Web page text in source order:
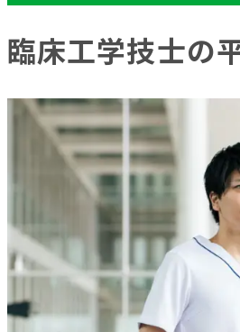
臨床工学技士の平均年収
【経験年数別】臨床工学技士の年
【地域別】臨床工学技士の年収相
臨床工学技士の給料は安いの？
独占業務がない
業務の範囲が限定的
臨床工学技士として年収を上げ
専門分野のスキルを
認定資格を取得する
管理職や主任クラ
大規模病院や高度
臨床工学技士の